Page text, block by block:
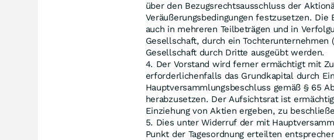
über den Bezugsrechtsausschluss der
Veräußerungsbedingungen festzusetzen.
auch in mehreren Teilbeträgen und in
Gesellschaft, durch ein Tochterunternehmen
Gesellschaft durch Dritte ausgeübt werden.
Der Vorstand wird ferner ermächtigt mit
erforderlichenfalls das Grundkapital durch
Hauptversammlungsbeschluss gemäß § 65
herabzusetzen. Der Aufsichtsrat ist
Einziehung von Aktien ergeben, zu
Dies unter Widerruf der mit
Punkt der Tagesordnung erteilten